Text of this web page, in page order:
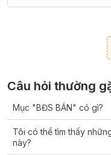
Câu hỏi thường
Mục "BĐS BÁN" có gì?
Tôi có thể tìm thấy
này?